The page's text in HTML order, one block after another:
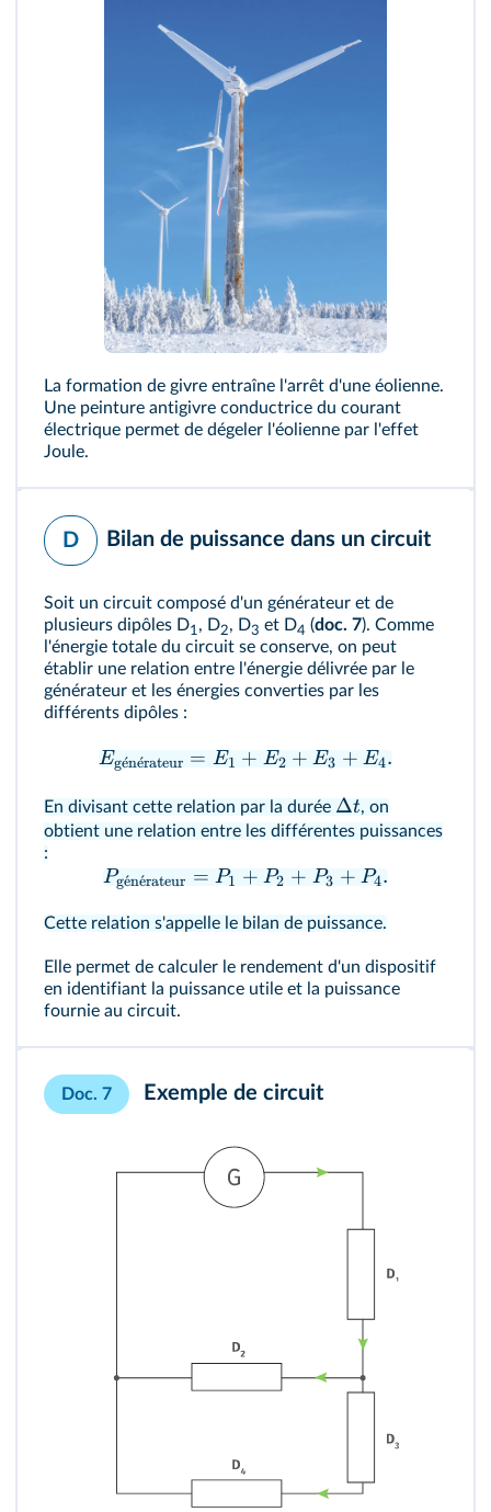
La formation de givre entraîne l'arrêt d'une éolienne.
Une peinture antigivre conductrice du courant
électrique permet de dégeler l'éolienne par l'effet
Joule.
D Bilan de puissance dans un circuit
Soit un circuit composé d'un générateur et de
plusieurs dipôles D1, D2, D3 et D4 (doc. 7). Comme
l'énergie totale du circuit se conserve, on peut
établir une relation entre l'énergie délivrée par le
générateur et les énergies converties par les
différents dipôles :
Ege
ˊne
ˊrateur = E1 + E2 + E3 + E4.
En divisant cette relation par la durée Δt, on
obtient une relation entre les différentes puissances
:
Pge
ˊne
ˊrateur = P1 + P2 + P3 + P4.
Cette relation s'appelle le bilan de puissance.
Elle permet de calculer le rendement d'un dispositif
en identifiant la puissance utile et la puissance
fournie au circuit.
Doc. 7 Exemple de circuit